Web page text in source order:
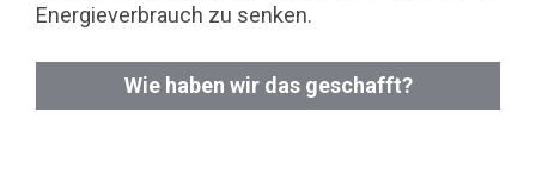
Energieverbrauch zu senken.
Wie haben wir das geschafft?